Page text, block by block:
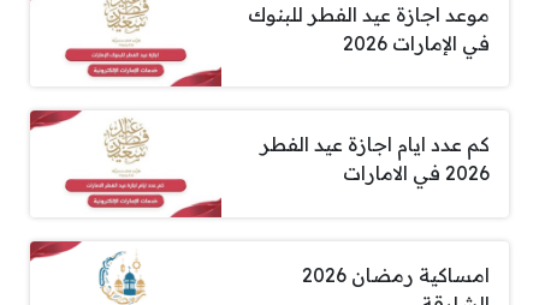
موعد اجازة عيد الفطر للبنوك
في الإمارات 2026
كم عدد ايام اجازة عيد الفطر
2026 في الامارات
امساكية رمضان 2026